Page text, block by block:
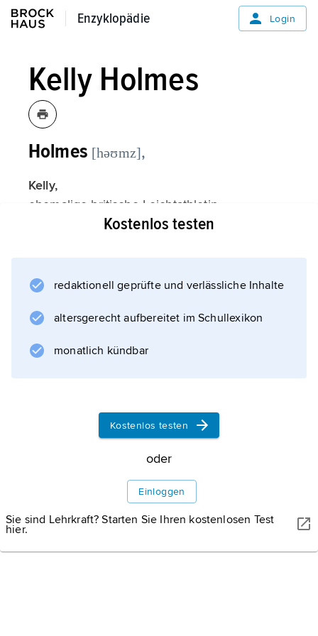
Enzyklopädie
Enzyklopädie Login
Kelly Holmes
Holmes [həʊmz],
Kelly,
ehemalige britische Leichtathletin
(Mittelstreckenläuferin), * 19.4.1970 in Pembury
Informationen zum Artikel
Kostenlos testen
redaktionell geprüfte und verlässliche Inhalte
altersgerecht aufbereitet im Schullexikon
monatlich kündbar
Kostenlos testen
oder
Einloggen
Sie sind Lehrkraft? Starten Sie Ihren kostenlosen Test
hier.